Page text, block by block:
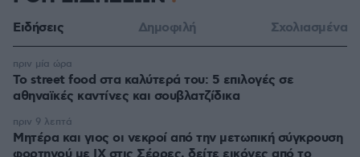
Ειδήσεις Δημοφιλή Σχολιασμένα
Το street food στα καλύτερά του: 5 επιλογές σε
αθηναϊκές καντίνες και σουβλατζίδικα
πριν μία ώρα
Μητέρα και γιος οι νεκροί από την μετωπική σύγκρουση
πριν 9 λεπτά